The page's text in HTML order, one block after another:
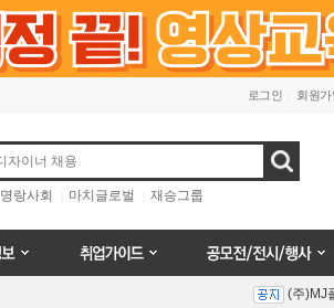
로그인 회원가
검색
명랑사회 마치글로벌 재승그룹
(주)MJ